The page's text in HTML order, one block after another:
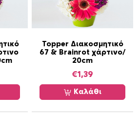
Topper Διακοσμητικό
67 & Brainrot χάρτινο/
20cm
€1,39
Καλάθι